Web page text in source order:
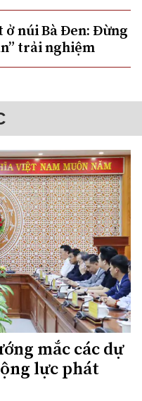
núi Bà Đen: Đừng
trải nghiệm
mắc các dự
lực phát